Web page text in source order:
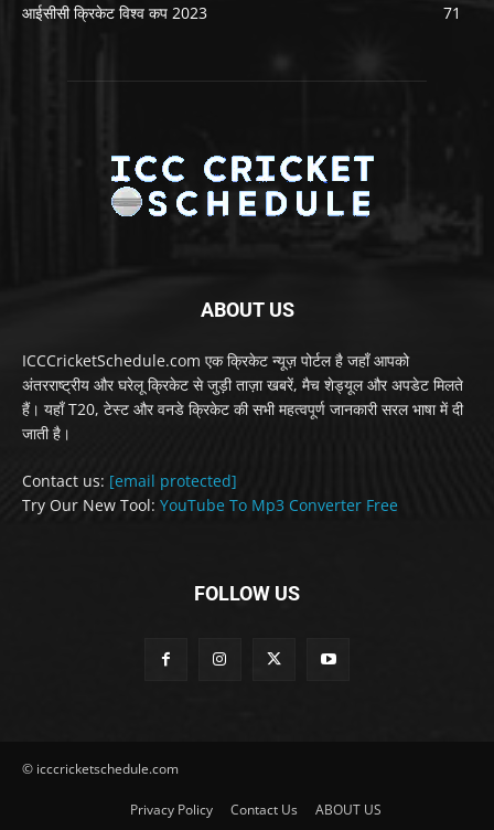
आईसीसी क्रिकेट विश्व कप 2023
71
ABOUT US
ICCCricketSchedule.com एक क्रिकेट न्यूज़ पोर्टल है जहाँ आपको
अंतरराष्ट्रीय और घरेलू क्रिकेट से जुड़ी ताज़ा खबरें, मैच शेड्यूल और अपडेट मिलते
हैं। यहाँ T20, टेस्ट और वनडे क्रिकेट की सभी महत्वपूर्ण जानकारी सरल भाषा में दी
जाती है।
Contact us: [email protected]
Try Our New Tool: YouTube To Mp3 Converter Free
FOLLOW US
© icccricketschedule.com
Privacy Policy Contact Us ABOUT US